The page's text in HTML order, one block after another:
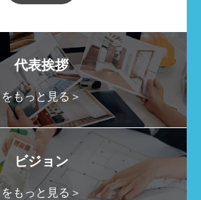
代表挨拶
をもっと見る＞
ビジョン
をもっと見る＞